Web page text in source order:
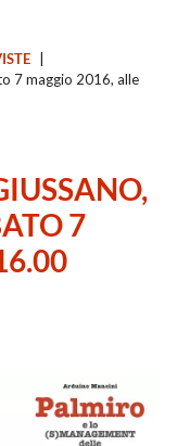
7 maggio 2016, alle
7